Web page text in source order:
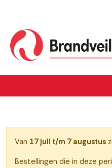
Van 17 juli t/m 7 augustus
Bestellingen die in deze